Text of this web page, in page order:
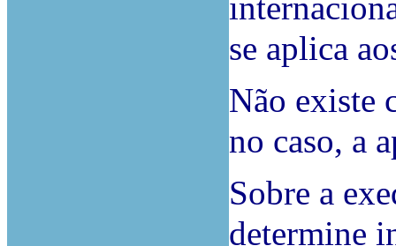
se aplica
Não existe
no caso, a
Sobre a
determine